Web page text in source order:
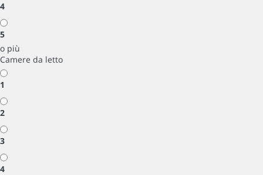
4
5
o più
Camere da letto
1
2
3
4